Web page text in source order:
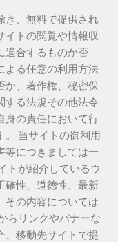
き、無料で提供され
イトの閲覧や情報収
適合するものか否
よる任意の利用方法
か、著作権、秘密保
する法規その他法令
身の責任において行
。 当サイトの御利用
等につきましては一
トが紹介しているウ
確性、道徳性、最新
その内容については
らリンクやバナーな
、移動先サイトで提